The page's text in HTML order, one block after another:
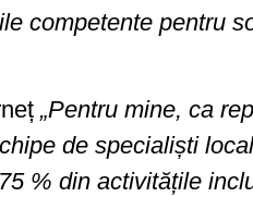
competente pentru
„Pentru mine, ca
de specialiști
% din activitățile